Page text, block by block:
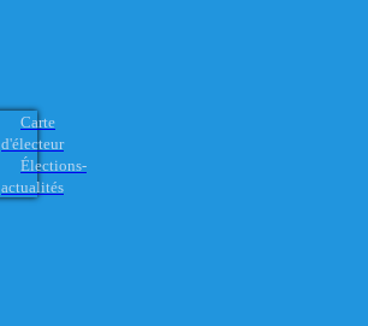
Carte
d'électeur
Élections-
actualités